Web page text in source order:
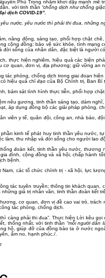
Phú Trọng nhằm khơi dậy mạnh
với tinh thần “chống dịch như chống
dịch COVID-19”.
yêu nước, yêu nước thì phải thi đua, những
năng động, sáng tạo, phối hợp chặt
cộng đồng; bảo vệ sức khỏe, tính
đời sống của nhân dân, đặc biệt là người
thực hiện nghiêm, hiệu quả các biện
quan, đơn vị, địa phương; giữ vững an
tác phòng, chống dịch trong giai đoạn
hiệu quả chỉ đạo của Bộ Chính trị, Ban
bám sát tình hình thực tiễn, phối hợp
nêu gương, tinh thần sáng tạo, dám
áp dụng đồng bộ các giải pháp phòng,
viên y tế, quân đội, công an, nhà báo,
kinh tế phát huy tinh thần yêu nước,
làm, thu nhập và đời sống cho người lao
đoàn kết, tinh thần yêu nước, thương
đình, cộng đồng và xã hội, chấp
bệnh.
các tổ chức chính trị - xã hội, lực
tác tuyên truyền; thông tin khách
những giá trị nhân văn, tinh thần đoàn kết
cơ quan, đơn vị đề cao vai trò,
tác phòng, chống dịch.
càng phải thi đua”. Thực hiện Lời kêu
thống nhất, với tinh thần “mỗi người dân
hộ, giúp đỡ của đồng bào ta ở nước
ấm no, hạnh phúc./.